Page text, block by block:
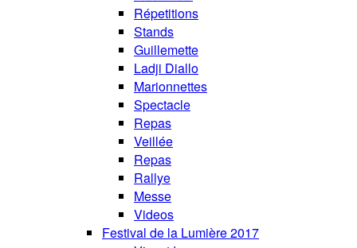
Répetitions
Stands
Guillemette
Ladji Diallo
Marionnettes
Spectacle
Repas
Veillée
Repas
Rallye
Messe
Videos
Festival de la Lumière 2017